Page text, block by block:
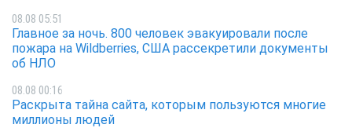
08.08 05:51
Главное за ночь. 800 человек эвакуировали после
пожара на Wildberries, США рассекретили документы
об НЛО
08.08 00:16
Раскрыта тайна сайта, которым пользуются многие
миллионы людей